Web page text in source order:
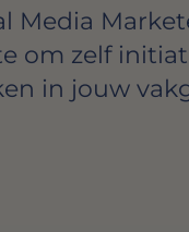
Media
om zelf
in jouw